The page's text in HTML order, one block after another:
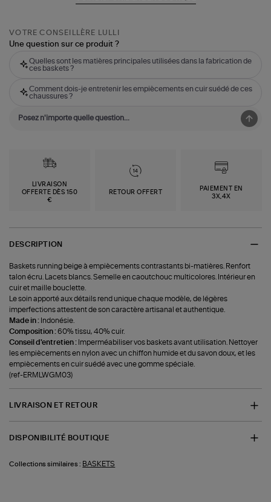
VOTRE CONSEILLÈRE LULLI
Une question sur ce produit ?
Quelles sont les matières principales utilisées dans la fabrication de
ces baskets ?
Comment dois-je entretenir les empiècements en cuir suédé de ces
chaussures ?
LIVRAISON
OFFERTE DÈS 150
€
RETOUR OFFERT
PAIEMENT EN
3X,4X
DESCRIPTION
Baskets running beige à empiècements contrastants bi-matières. Renfort
talon écru. Lacets blancs. Semelle en caoutchouc multicolores. Intérieur en
cuir et maille bouclette.
Le soin apporté aux détails rend unique chaque modèle, de légères
imperfections attestent de son caractère artisanal et authentique.
Made in : Indonésie.
Composition :60% tissu, 40% cuir.
Conseil d'entretien : Imperméabiliser vos baskets avant utilisation. Nettoyer
les empiècements en nylon avec un chiffon humide et du savon doux, et les
empiècements en cuir suédé avec une gomme spéciale.
(ref-ERMLWGM03)
LIVRAISON ET RETOUR
DISPONIBILITÉ BOUTIQUE
Collections similaires : BASKETS